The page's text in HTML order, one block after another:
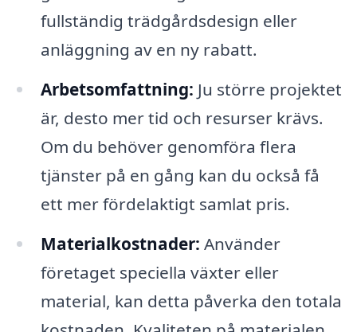
fullständig trädgårdsdesign eller
anläggning av en ny rabatt.
Arbetsomfattning: Ju större projektet
är, desto mer tid och resurser krävs.
Om du behöver genomföra flera
tjänster på en gång kan du också få
ett mer fördelaktigt samlat pris.
Materialkostnader: Använder
företaget speciella växter eller
material, kan detta påverka den totala